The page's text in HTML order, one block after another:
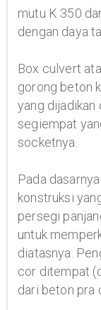
mutu K 350
dengan daya
Box culvert
gorong beton
yang
segiempat
socketnya.
Pada
konstruksi
persegi
untuk
diatasnya.
cor ditempat
dari beton pra